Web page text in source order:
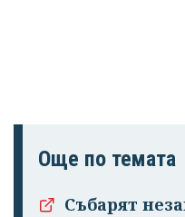
Още по темата
Събарят